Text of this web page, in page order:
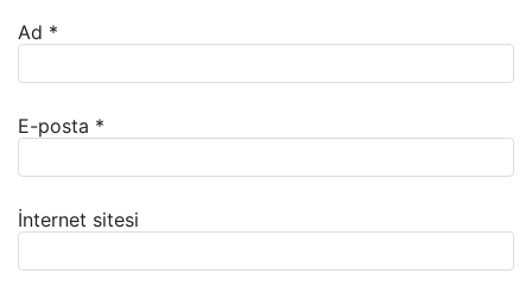
Ad *
E-posta *
İnternet sitesi